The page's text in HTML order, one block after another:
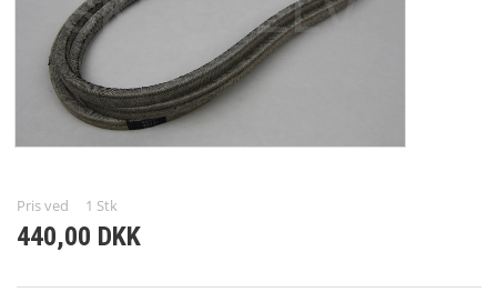
FORSIDE
KURV
Pris ved 1 Stk
440,00 DKK